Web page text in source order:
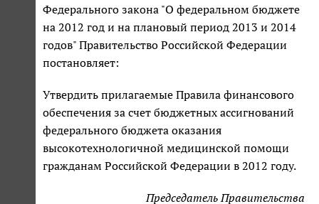
Федерального закона "О федеральном бюджете
на 2012 год и на плановый период 2013 и 2014
годов" Правительство Российской Федерации
постановляет:
Утвердить прилагаемые Правила финансового
обеспечения за счет бюджетных ассигнований
федерального бюджета оказания
высокотехнологичной медицинской помощи
гражданам Российской Федерации в 2012 году.
Председатель Правительства